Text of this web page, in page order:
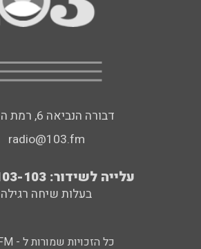
דבורה הנביאה 6, רמת השרון
radio@103.fm
עלייה לשידור: 0552-103-103
בעלות שיחה רגילה
כל הזכויות שמורות ל - 103FM